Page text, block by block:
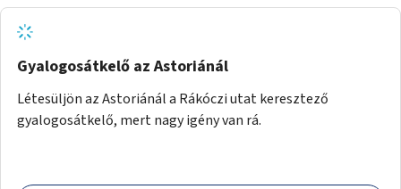
szemléletformálást is céljának tekinti.
Gyalogosátkelő az Astoriánál
Létesüljön az Astoriánál a Rákóczi utat keresztező
gyalogosátkelő, mert nagy igény van rá.